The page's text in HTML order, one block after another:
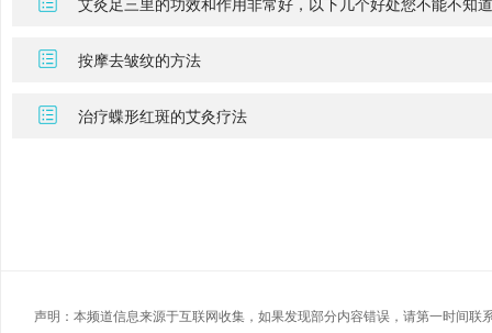
按摩去皱纹的方法
治疗蝶形红斑的艾灸疗法
声明：本频道信息来源于互联网收集，如果发现部分内容错误，请第一时间联系